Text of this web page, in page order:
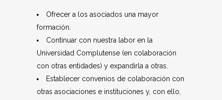
Ofrecer a los asociados una mayor
formación.
Continuar con nuestra labor en la
Universidad Complutense (en colaboración
con otras entidades) y expandirla a otras.
Establecer convenios de colaboración con
otras asociaciones e instituciones y, con ello,